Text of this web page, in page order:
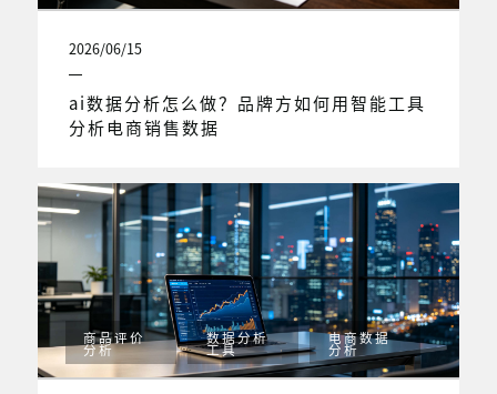
2026/06/15
ai数据分析怎么做？品牌方如何用智能工具
分析电商销售数据
商品评价
分析
数据分析
工具
电商数据
分析